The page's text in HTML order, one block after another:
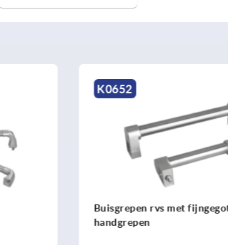
K0652
Buisgrepen rvs met
handgrepen